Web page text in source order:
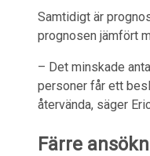
Samtidigt är
prognosen jämfört
– Det minskade
personer får ett
återvända, säger
Färre